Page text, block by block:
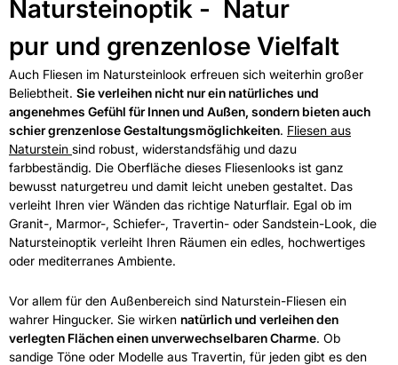
Natursteinoptik - Natur
pur und grenzenlose Vielfalt
Auch Fliesen im Natursteinlook erfreuen sich weiterhin großer
Beliebtheit. Sie verleihen nicht nur ein natürliches und
angenehmes Gefühl für Innen und Außen, sondern bieten auch
schier grenzenlose Gestaltungsmöglichkeiten. Fliesen aus
Naturstein sind robust, widerstandsfähig und dazu
farbbeständig. Die Oberfläche dieses Fliesenlooks ist ganz
bewusst naturgetreu und damit leicht uneben gestaltet. Das
verleiht Ihren vier Wänden das richtige Naturflair. Egal ob im
Granit-, Marmor-, Schiefer-, Travertin- oder Sandstein-Look, die
Natursteinoptik verleiht Ihren Räumen ein edles, hochwertiges
oder mediterranes Ambiente.
Vor allem für den Außenbereich sind Naturstein-Fliesen ein
wahrer Hingucker. Sie wirken natürlich und verleihen den
verlegten Flächen einen unverwechselbaren Charme. Ob
sandige Töne oder Modelle aus Travertin, für jeden gibt es den